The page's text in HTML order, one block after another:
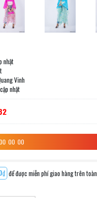
nhật
Vinh
nhật
00 00
để được miễn phí giao hàng trên toàn